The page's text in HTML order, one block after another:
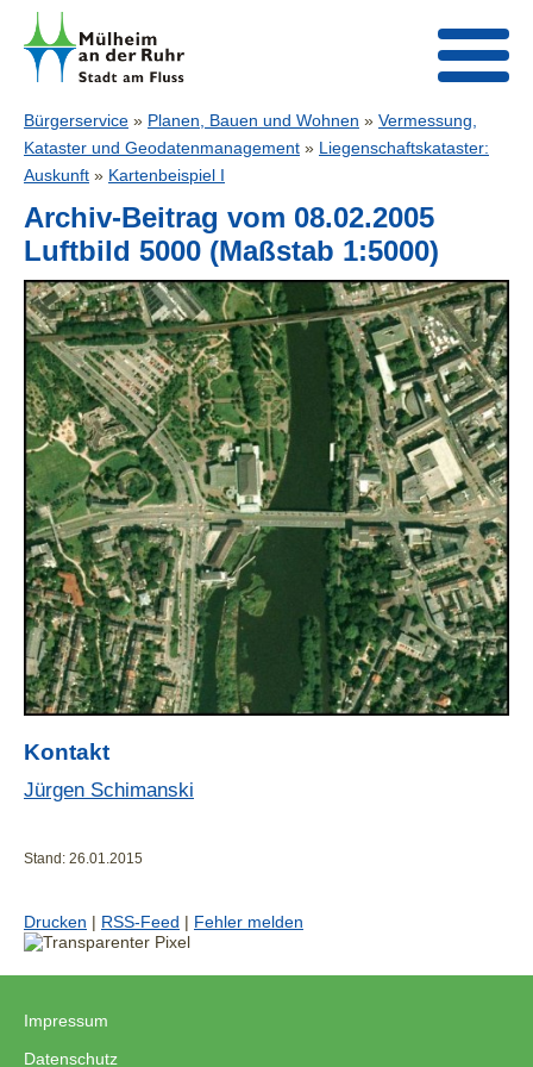
Bürgerservice » Planen, Bauen und Wohnen » Vermessung,
Kataster und Geodatenmanagement » Liegenschaftskataster:
Auskunft » Kartenbeispiel I
Archiv-Beitrag vom 08.02.2005
Luftbild 5000 (Maßstab 1:5000)
Kontakt
Jürgen Schimanski
Stand: 26.01.2015
Drucken | RSS-Feed | Fehler melden
Impressum
Datenschutz